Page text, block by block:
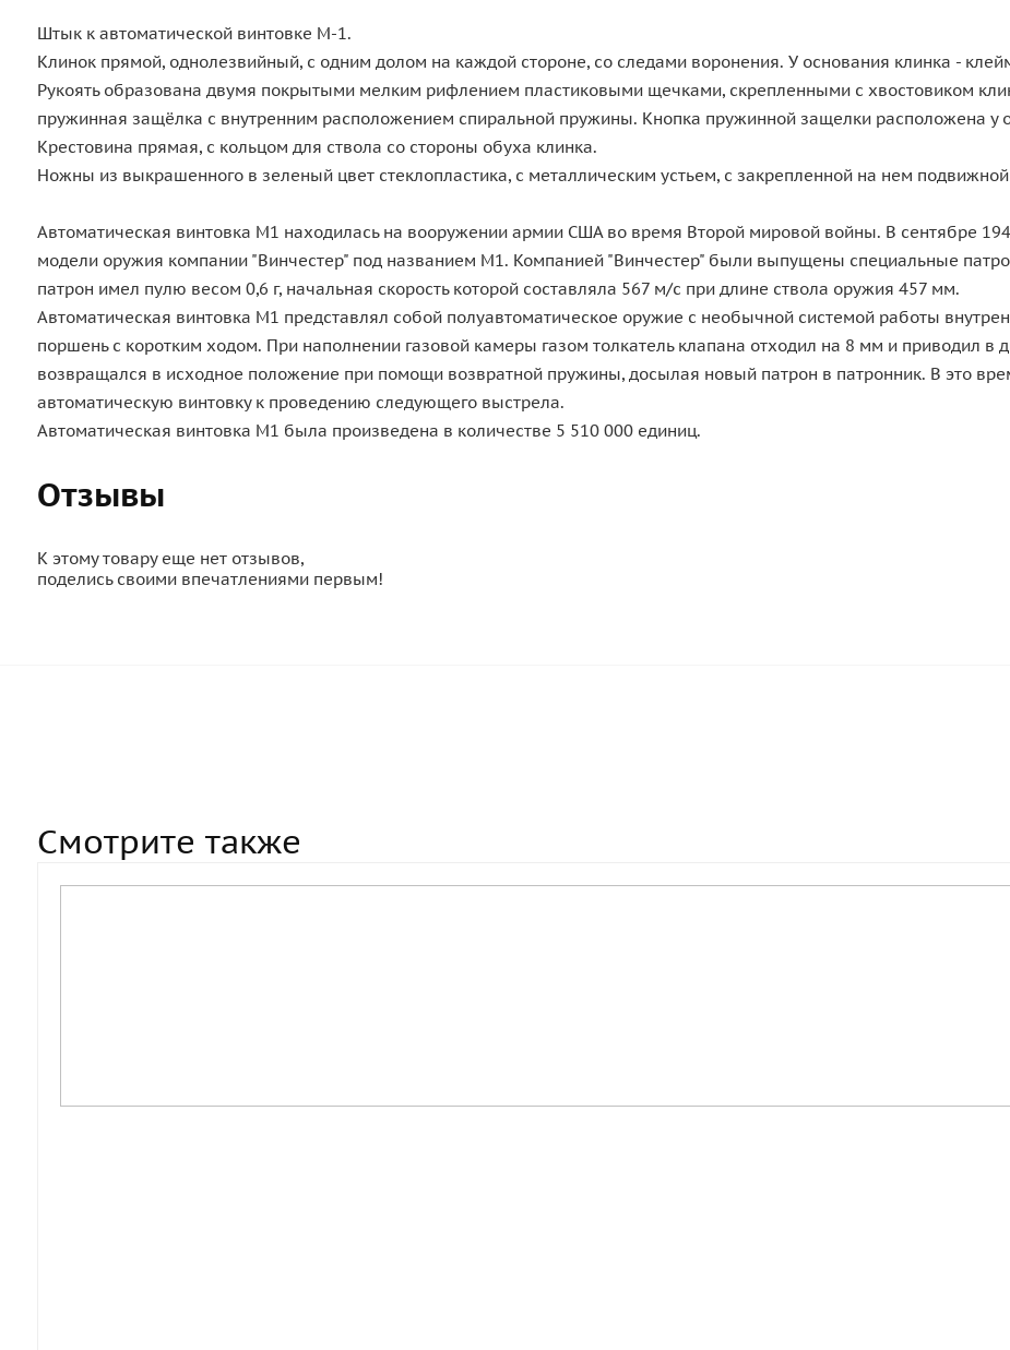
Штык к автоматической винтовке М-1.
Клинок прямой, однолезвийный, с одним долом на каждой стороне, со следами воронения. У основания клинка -
Рукоять образована двумя покрытыми мелким рифлением пластиковыми щечками, скрепленными с хвостовиком
пружинная защёлка с внутренним расположением спиральной пружины. Кнопка пружинной защелки расположена у
Крестовина прямая, с кольцом для ствола со стороны обуха клинка.
Ножны из выкрашенного в зеленый цвет стеклопластика, с металлическим устьем, с закрепленной на нем
Автоматическая винтовка М1 находилась на вооружении армии США во время Второй мировой войны. В сентябре
модели оружия компании "Винчестер" под названием М1. Компанией "Винчестер" были выпущены специальные
патрон имел пулю весом 0,6 г, начальная скорость которой составляла 567 м/с при длине ствола оружия 457 мм.
Автоматическая винтовка М1 представлял собой полуавтоматическое оружие с необычной системой работы
поршень с коротким ходом. При наполнении газовой камеры газом толкатель клапана отходил на 8 мм и приводил в
возвращался в исходное положение при помощи возвратной пружины, досылая новый патрон в патронник. В это
автоматическую винтовку к проведению следующего выстрела.
Автоматическая винтовка М1 была произведена в количестве 5 510 000 единиц.
Отзывы
К этому товару еще нет отзывов,
поделись своими впечатлениями первым!
Смотрите также